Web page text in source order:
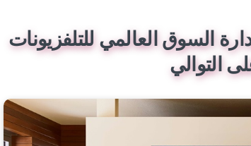
السوق العالمي للتلفزيونات